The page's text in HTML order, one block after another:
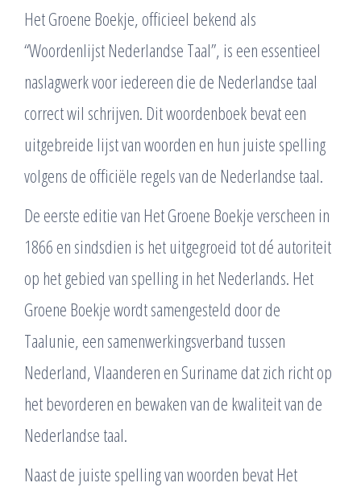
Het Groene Boekje, officieel bekend als
“Woordenlijst Nederlandse Taal”, is een essentieel
naslagwerk voor iedereen die de Nederlandse taal
correct wil schrijven. Dit woordenboek bevat een
uitgebreide lijst van woorden en hun juiste spelling
volgens de officiële regels van de Nederlandse taal.
De eerste editie van Het Groene Boekje verscheen in
1866 en sindsdien is het uitgegroeid tot dé autoriteit
op het gebied van spelling in het Nederlands. Het
Groene Boekje wordt samengesteld door de
Taalunie, een samenwerkingsverband tussen
Nederland, Vlaanderen en Suriname dat zich richt op
het bevorderen en bewaken van de kwaliteit van de
Nederlandse taal.
Naast de juiste spelling van woorden bevat Het